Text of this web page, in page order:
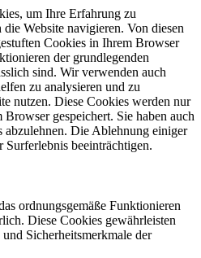
um Ihre Erfahrung zu
Website navigieren. Von diesen
Cookies in Ihrem Browser
der grundlegenden
sind. Wir verwenden auch
zu analysieren und zu
nutzen. Diese Cookies werden nur
gespeichert. Sie haben auch
Die Ablehnung einiger
beeinträchtigen.
ordnungsgemäße Funktionieren
Diese Cookies gewährleisten
Sicherheitsmerkmale der